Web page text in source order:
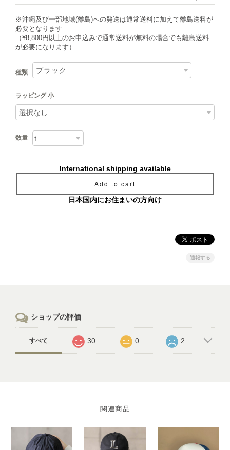
※沖縄及び一部地域(離島)への発送は通常送料に加えて離島送料が
必要となります
（¥8,800円以上のお申込みで通常送料が無料の場合でも離島送料
が必要になります）
種類
ラッピング 小
数量
International shipping available
Add to cart
日本国内にお住まいの方向け
通報する
ショップの評価
すべて 30 0 2
関連商品